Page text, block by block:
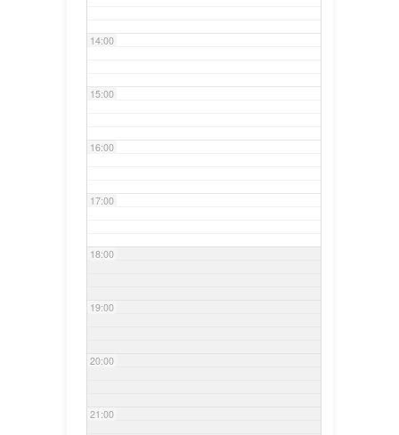
14:00
15:00
16:00
17:00
18:00
19:00
20:00
21:00